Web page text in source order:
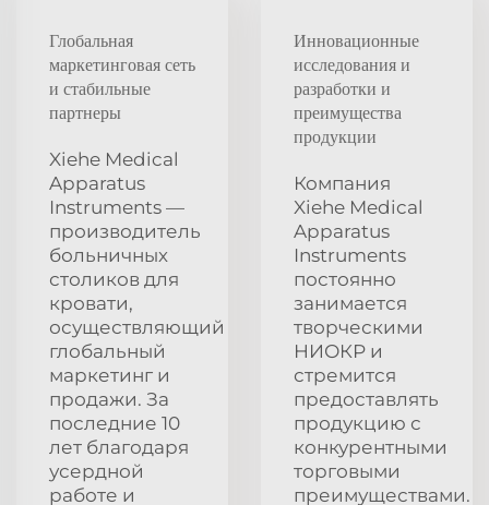
Глобальная
маркетинговая сеть
и стабильные
партнеры
Xiehe Medical
Apparatus
Instruments —
производитель
больничных
столиков для
кровати,
осуществляющий
глобальный
маркетинг и
продажи. За
последние 10
лет благодаря
усердной
работе и
Инновационные
исследования и
разработки и
преимущества
продукции
Компания
Xiehe Medical
Apparatus
Instruments
постоянно
занимается
творческими
НИОКР и
стремится
предоставлять
продукцию с
конкурентными
торговыми
преимуществами.